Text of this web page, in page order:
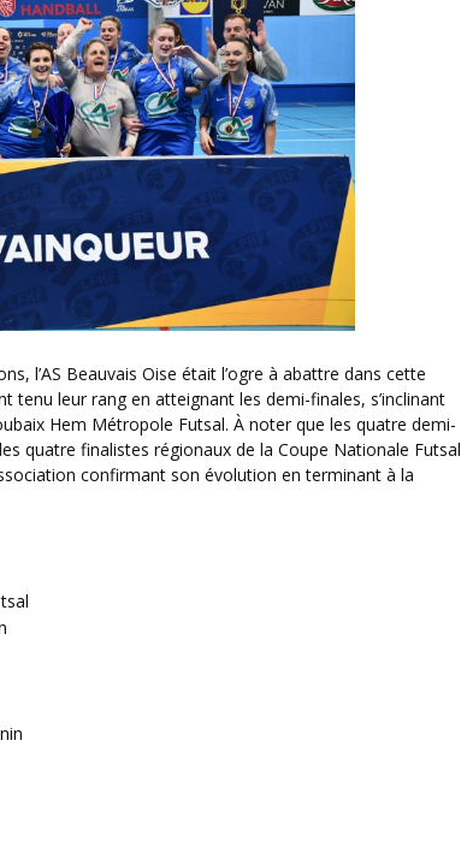
tenu leur rang en atteignant les demi-finales, s’inclinant
Hem Métropole Futsal. À noter que les quatre demi-
quatre finalistes régionaux de la Coupe Nationale Futsal
confirmant son évolution en terminant à la